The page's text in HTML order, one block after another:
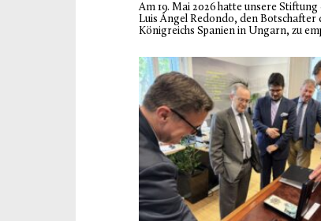
Am 19. Mai 2026 hatte unsere Stiftung
Luis Ángel Redondo, den Botschafter
Königreichs Spanien in Ungarn, zu